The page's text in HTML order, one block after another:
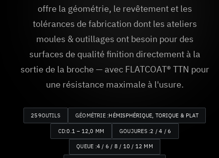
offre la géométrie, le revêtement et les
tolérances de fabrication dont les ateliers
moules & outillages ont besoin pour des
surfaces de qualité finition directement à la
sortie de la broche — avec FLATCOAT® TTN pour
une résistance maximale à l'usure.
259OUTILS GÉOMÉTRIE :HÉMISPHÉRIQUE, TORIQUE & PLAT
CD:0.1 – 12,0 MM GOUJURES :2 / 4 / 6
QUEUE :4 / 6 / 8 / 10 / 12 MM